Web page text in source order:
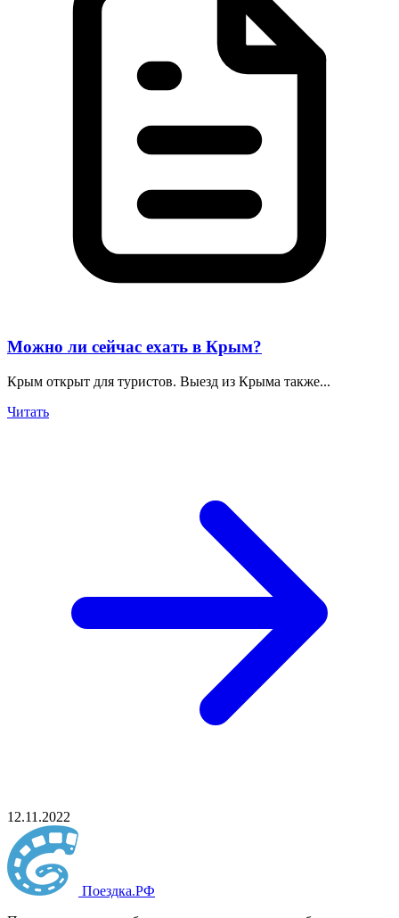
Можно ли сейчас ехать в Крым?
Крым открыт для туристов. Выезд из Крыма также...
Читать
12.11.2022
Поездка.РФ